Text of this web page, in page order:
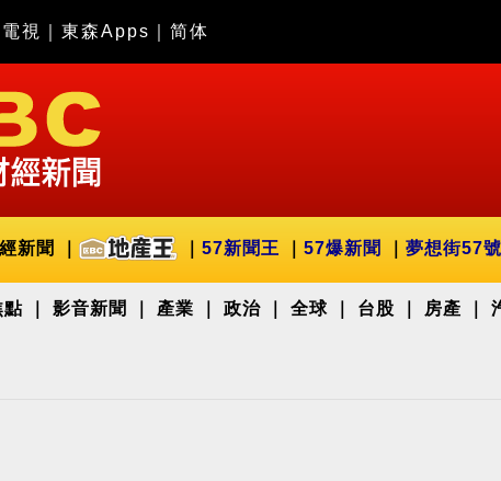
視 東森Apps 简体
新聞 57新聞王 57爆新聞 夢想街57號
點 影音新聞 產業 政治 全球 台股 房產